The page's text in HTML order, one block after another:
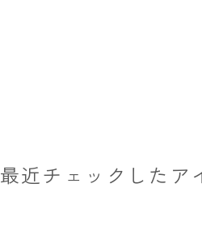
最近チェックしたア